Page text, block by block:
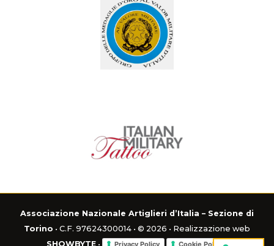
Associazione Nazionale Artiglieri d’Italia – Sezione di
Torino • C.F. 97624300014 • © 2026 • Realizzazione web
SHOWBYTE• Privacy Policy Cookie Policy